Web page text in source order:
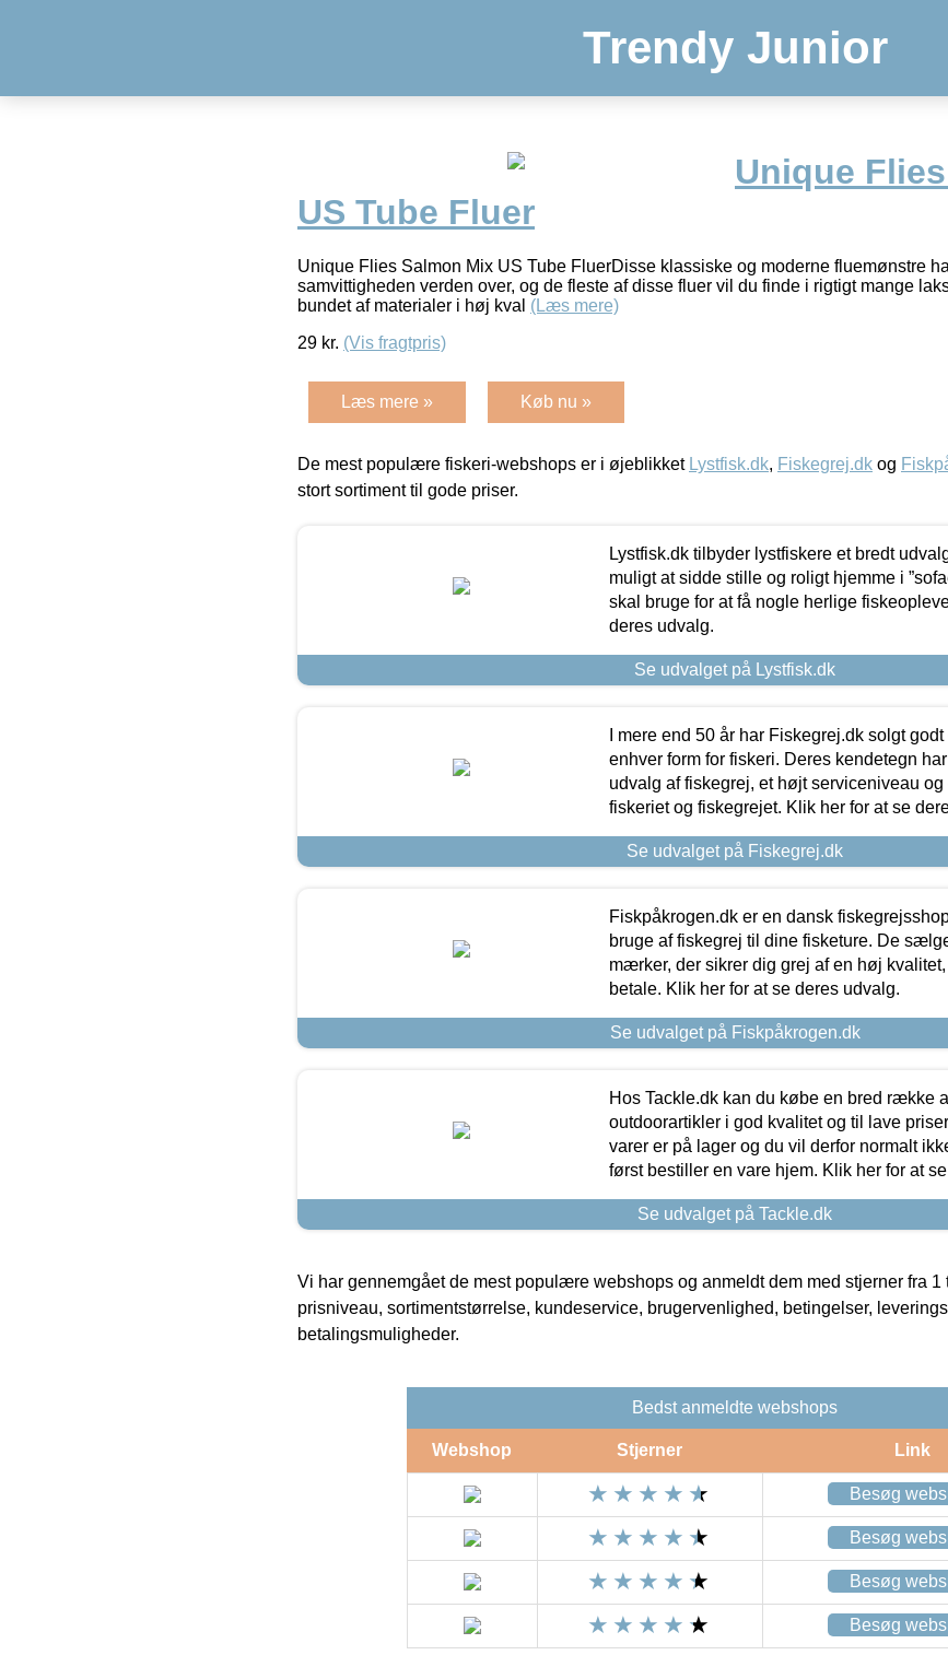
Trendy Junior
Unique
US Tube Fluer
Unique Flies Salmon Mix US Tube FluerDisse klassiske og moderne fluemønstre
samvittigheden verden over, og de fleste af disse fluer vil du finde i rigtigt mange
bundet af materialer i høj kval (Læs mere)
29 kr. (Vis fragtpris)
Læs mere » Køb nu »
De mest populære fiskeri-webshops er i øjeblikket Lystfisk.dk, Fiskegrej.dk og
stort sortiment til gode priser.
Lystfisk.dk tilbyder lystfiskere et bredt
muligt at sidde stille og roligt hjemme i
skal bruge for at få nogle herlige
deres udvalg.
Se udvalget på Lystfisk.dk
I mere end 50 år har Fiskegrej.dk solgt
enhver form for fiskeri. Deres kendetegn
udvalg af fiskegrej, et højt serviceniveau
fiskeriet og fiskegrejet. Klik her for at se
Se udvalget på Fiskegrej.dk
Fiskpåkrogen.dk er en dansk
bruge af fiskegrej til dine fisketure. De
mærker, der sikrer dig grej af en høj
betale. Klik her for at se deres udvalg.
Se udvalget på Fiskpåkrogen.dk
Hos Tackle.dk kan du købe en bred række
outdoorartikler i god kvalitet og til lave
varer er på lager og du vil derfor normalt
først bestiller en vare hjem. Klik her for at
Se udvalget på Tackle.dk
Vi har gennemgået de mest populære webshops og anmeldt dem med stjerner fra 1
prisniveau, sortimentstørrelse, kundeservice, brugervenlighed, betingelser,
betalingsmuligheder.
Bedst anmeldte webshops
Webshop Stjerner Link
Besøg
Besøg
Besøg
Besøg